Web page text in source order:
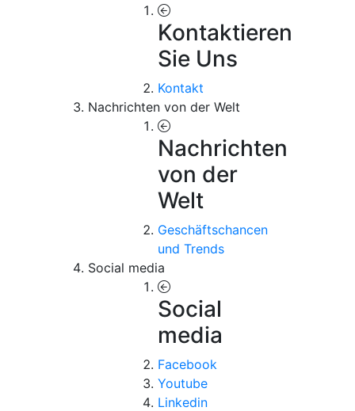
Kontaktieren
Sie Uns
Kontakt
Nachrichten von der Welt
Nachrichten
von der
Welt
Geschäftschancen
und Trends
Social media
Social
media
Facebook
Youtube
Linkedin